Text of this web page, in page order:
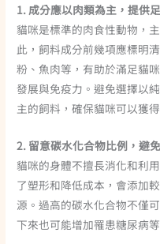
1. 成分應以肉類為主，提供
貓咪是標準的肉食性動物，
此，飼料成分前幾項應標明
粉、魚肉等，有助於滿足貓
發展與免疫力。避免選擇以
主的飼料，確保貓咪可以獲
2. 留意碳水化合物比例，避
貓咪的身體不擅長消化和利
了塑形和降低成本，會添加
源。過高的碳水化合物不僅
下來也可能增加罹患糖尿病